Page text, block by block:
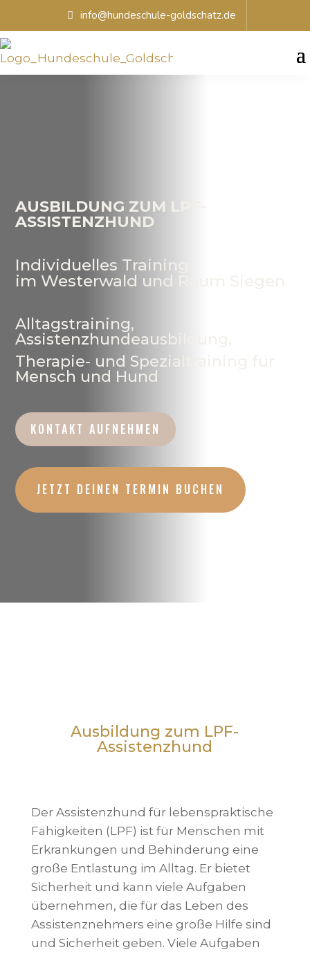
info@hundeschule-goldschatz.de
AUSBILDUNG ZUM LPF-
ASSISTENZHUND
Individuelles Training
im Westerwald und Raum Siegen
Alltagstraining,
Assistenzhundeausbildung,
Therapie- und Spezialtraining für
Mensch und Hund
KONTAKT AUFNEHMEN
JETZT DEINEN TERMIN BUCHEN
Ausbildung zum LPF-
Assistenzhund
Der Assistenzhund für lebenspraktische
Fähigkeiten (LPF) ist für Menschen mit
Erkrankungen und Behinderung eine
große Entlastung im Alltag. Er bietet
Sicherheit und kann viele Aufgaben
übernehmen, die für das Leben des
Assistenznehmers eine große Hilfe sind
und Sicherheit geben. Viele Aufgaben